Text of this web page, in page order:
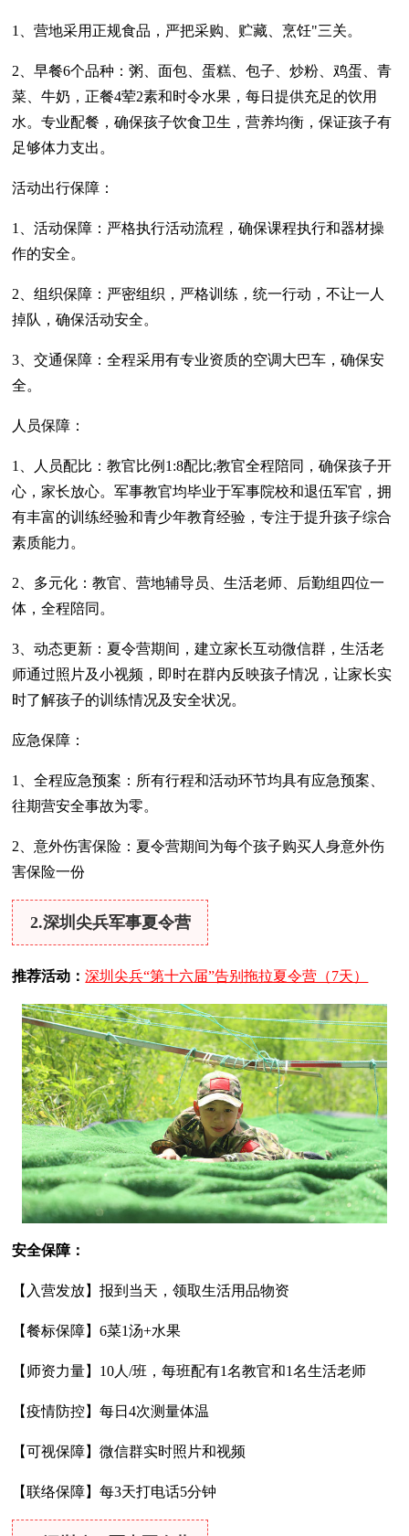
1、营地采用正规食品，严把采购、贮藏、烹饪"三关。
2、早餐6个品种：粥、面包、蛋糕、包子、炒粉、鸡蛋、青
菜、牛奶，正餐4荤2素和时令水果，每日提供充足的饮用
水。专业配餐，确保孩子饮食卫生，营养均衡，保证孩子有
足够体力支出。
活动出行保障：
1、活动保障：严格执行活动流程，确保课程执行和器材操
作的安全。
2、组织保障：严密组织，严格训练，统一行动，不让一人
掉队，确保活动安全。
3、交通保障：全程采用有专业资质的空调大巴车，确保安
全。
人员保障：
1、人员配比：教官比例1:8配比;教官全程陪同，确保孩子开
心，家长放心。军事教官均毕业于军事院校和退伍军官，拥
有丰富的训练经验和青少年教育经验，专注于提升孩子综合
素质能力。
2、多元化：教官、营地辅导员、生活老师、后勤组四位一
体，全程陪同。
3、动态更新：夏令营期间，建立家长互动微信群，生活老
师通过照片及小视频，即时在群内反映孩子情况，让家长实
时了解孩子的训练情况及安全状况。
应急保障：
1、全程应急预案：所有行程和活动环节均具有应急预案、
往期营安全事故为零。
2、意外伤害保险：夏令营期间为每个孩子购买人身意外伤
害保险一份
2.深圳尖兵军事夏令营
推荐活动：深圳尖兵“第十六届”告别拖拉夏令营（7天）
安全保障：
【入营发放】报到当天，领取生活用品物资
【餐标保障】6菜1汤+水果
【师资力量】10人/班，每班配有1名教官和1名生活老师
【疫情防控】每日4次测量体温
【可视保障】微信群实时照片和视频
【联络保障】每3天打电话5分钟